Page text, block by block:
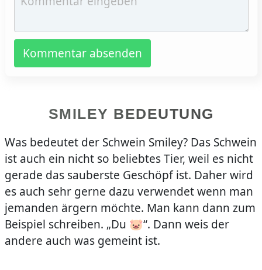
Kommentar absenden
SMILEY BEDEUTUNG
Was bedeutet der Schwein Smiley? Das Schwein
ist auch ein nicht so beliebtes Tier, weil es nicht
gerade das sauberste Geschöpf ist. Daher wird
es auch sehr gerne dazu verwendet wenn man
jemanden ärgern möchte. Man kann dann zum
Beispiel schreiben. „Du 🐷“. Dann weis der
andere auch was gemeint ist.